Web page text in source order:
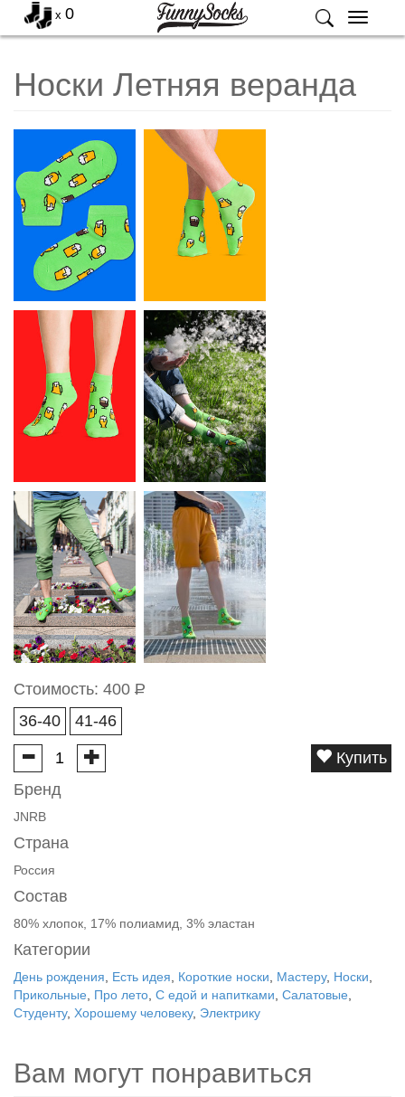
Меню
x 0
Носки Летняя веранда
Стоимость: 400 Р
36-40
41-46
Купить
Бренд
JNRB
Страна
Россия
Состав
80% хлопок, 17% полиамид, 3% эластан
Категории
День рождения Есть идея Короткие носки Мастеру, Носки
Прикольные
Про лето С едой и напитками Салатовые
Студенту, Хорошему человеку, Электрику
Вам могут понравиться